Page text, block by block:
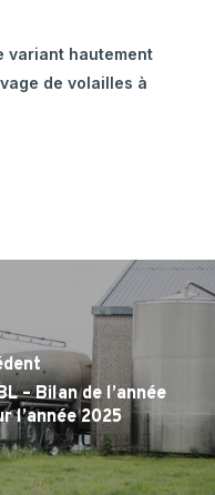
variant hautement
de volailles à
– Bilan de l’année
l’année 2025